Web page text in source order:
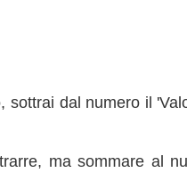
sottrai dal numero il
ma sommare al